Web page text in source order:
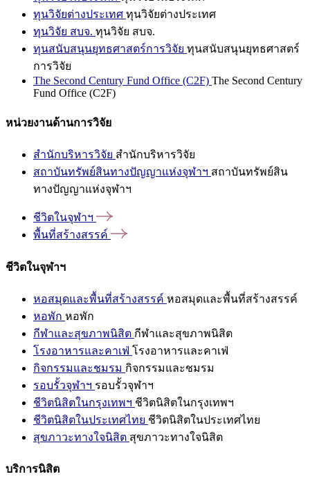
ทุนวิจัยต่างประเทศ ทุนวิจัยต่างประเทศ
ทุนวิจัย สบจ. ทุนวิจัย สบจ.
ทุนสนับสนุนยุทธศาสตร์การวิจัย ทุนสนับสนุนยุทธศาสตร์
การวิจัย
The Second Century Fund Office (C2F) The Second Century
Fund Office (C2F)
หน่วยงานด้านการวิจัย
สำนักบริหารวิจัย สำนักบริหารวิจัย
สถาบันทรัพย์สินทางปัญญาแห่งจุฬาฯ สถาบันทรัพย์สิน
ทางปัญญาแห่งจุฬาฯ
ชีวิตในจุฬาฯ
พื้นที่สร้างสรรค์
ชีวิตในจุฬาฯ
หอสมุดและพื้นที่สร้างสรรค์ หอสมุดและพื้นที่สร้างสรรค์
หอพัก หอพัก
กีฬาและสุขภาพนิสิต กีฬาและสุขภาพนิสิต
โรงอาหารและคาเฟ่ โรงอาหารและคาเฟ่
กิจกรรมและชมรม กิจกรรมและชมรม
รอบรั้วจุฬาฯ รอบรั้วจุฬาฯ
ชีวิตนิสิตในกรุงเทพฯ ชีวิตนิสิตในกรุงเทพฯ
ชีวิตนิสิตในประเทศไทย ชีวิตนิสิตในประเทศไทย
สุขภาวะทางใจนิสิต สุขภาวะทางใจนิสิต
บริการนิสิต